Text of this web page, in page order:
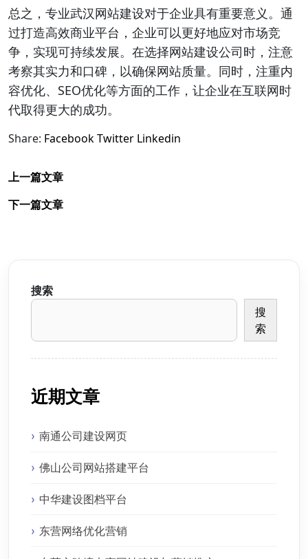
总之，专业武汉网站建设对于企业具有重要意义。通
过打造高效商业平台，企业可以更好地应对市场竞
争，实现可持续发展。在选择网站建设公司时，注意
考察其实力和口碑，以确保网站质量。同时，注重内
容优化、SEO优化等方面的工作，让企业在互联网时
代取得更大的成功。
Share: FacebookTwitter Linkedin
上一篇文章
下一篇文章
搜索
搜
索
近期文章
南通公司建设网页
佛山公司网站搭建平台
中华建设图档平台
东营网络优化营销